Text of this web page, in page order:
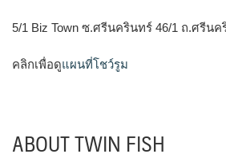
5/1 Biz Town ซ.ศรีนครินทร์ 46/1 ถ.ศรีนค
คลิกเพื่อดูแผนที่โชว์รูม
ABOUT TWIN FISH